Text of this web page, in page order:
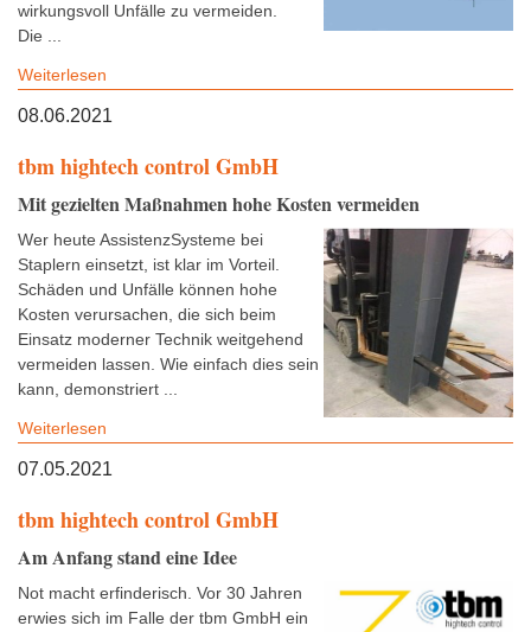
wirkungsvoll Unfälle zu vermeiden.
Die ...
Weiterlesen
08.06.2021
tbm hightech control GmbH
Mit gezielten Maßnahmen hohe Kosten vermeiden
Wer heute AssistenzSysteme bei
Staplern einsetzt, ist klar im Vorteil.
Schäden und Unfälle können hohe
Kosten verursachen, die sich beim
Einsatz moderner Technik weitgehend
vermeiden lassen. Wie einfach dies sein
kann, demonstriert ...
Weiterlesen
07.05.2021
tbm hightech control GmbH
Am Anfang stand eine Idee
Not macht erfinderisch. Vor 30 Jahren
erwies sich im Falle der tbm GmbH ein